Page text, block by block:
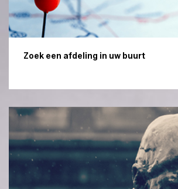
Zoek een afdeling in uw buurt